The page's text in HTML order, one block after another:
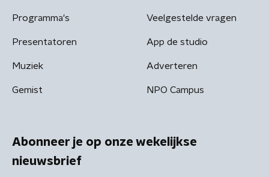
Programma's
Presentatoren
Muziek
Gemist
Veelgestelde vragen
App de studio
Adverteren
NPO Campus
Abonneer je op onze wekelijkse
nieuwsbrief